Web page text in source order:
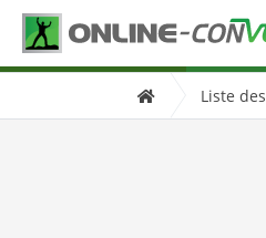
Liste